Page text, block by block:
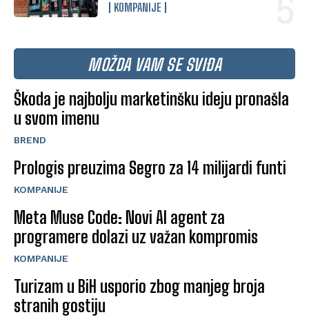
KOMPANIJE
MOŽDA VAM SE SVIĐA
Škoda je najbolju marketinšku ideju pronašla
u svom imenu
BREND
Prologis preuzima Segro za 14 milijardi funti
KOMPANIJE
Meta Muse Code: Novi AI agent za
programere dolazi uz važan kompromis
KOMPANIJE
Turizam u BiH usporio zbog manjeg broja
stranih gostiju